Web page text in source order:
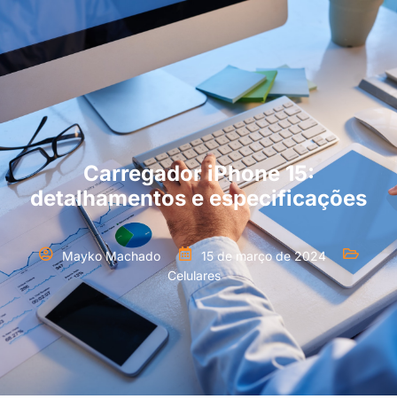
Carregador iPhone 15:
detalhamentos e especificações
Mayko Machado
15 de março de 2024
Celulares